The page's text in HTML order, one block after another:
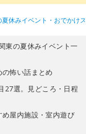
夏休みイベント・おでかけ
東の夏休みイベント一
の怖い話まとめ
27選。見どころ・日程
屋内施設・室内遊び